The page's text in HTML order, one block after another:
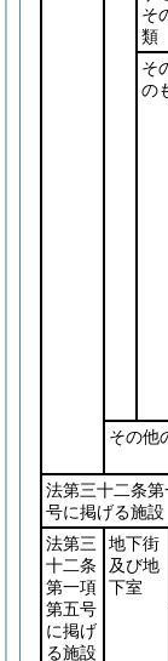
そ
類
そ
の
その他
法第三十二条第
号に掲げる施設
法第三
十二条
第一項
第五号
に掲げ
る施設
地下街
及び地
下室